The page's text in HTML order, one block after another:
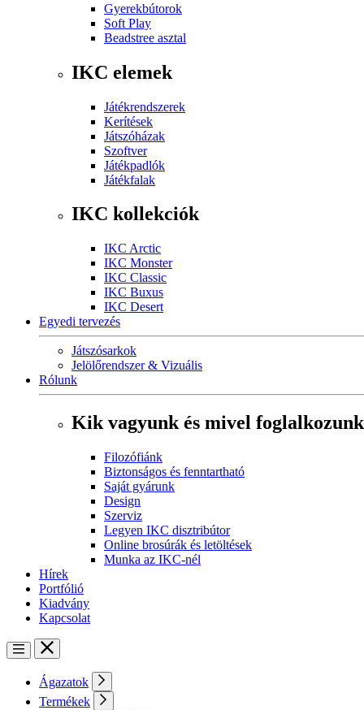
Gyerekbútorok
Soft Play
Beadstree asztal
IKC elemek
Játékrendszerek
Kerítések
Játszóházak
Szoftver
Játékpadlók
Játékfalak
IKC kollekciók
IKC Arctic
IKC Monster
IKC Classic
IKC Buxus
IKC Desert
Egyedi tervezés
Játszósarkok
Jelölőrendszer & Vizuális
Rólunk
Kik vagyunk és mivel foglalkozunk
Filozófiánk
Biztonságos és fenntartható
Saját gyárunk
Design
Szerviz
Legyen IKC disztribútor
Online brosúrák és letöltések
Munka az IKC-nél
Hírek
Portfólió
Kiadvány
Kapcsolat
Ágazatok
Termékek